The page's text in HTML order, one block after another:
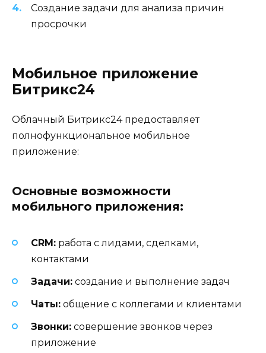
Создание задачи для анализа причин
просрочки
Мобильное приложение
Битрикс24
Облачный Битрикс24 предоставляет
полнофункциональное мобильное
приложение:
Основные возможности
мобильного приложения:
CRM: работа с лидами, сделками,
контактами
Задачи: создание и выполнение задач
Чаты: общение с коллегами и клиентами
Звонки: совершение звонков через
приложение